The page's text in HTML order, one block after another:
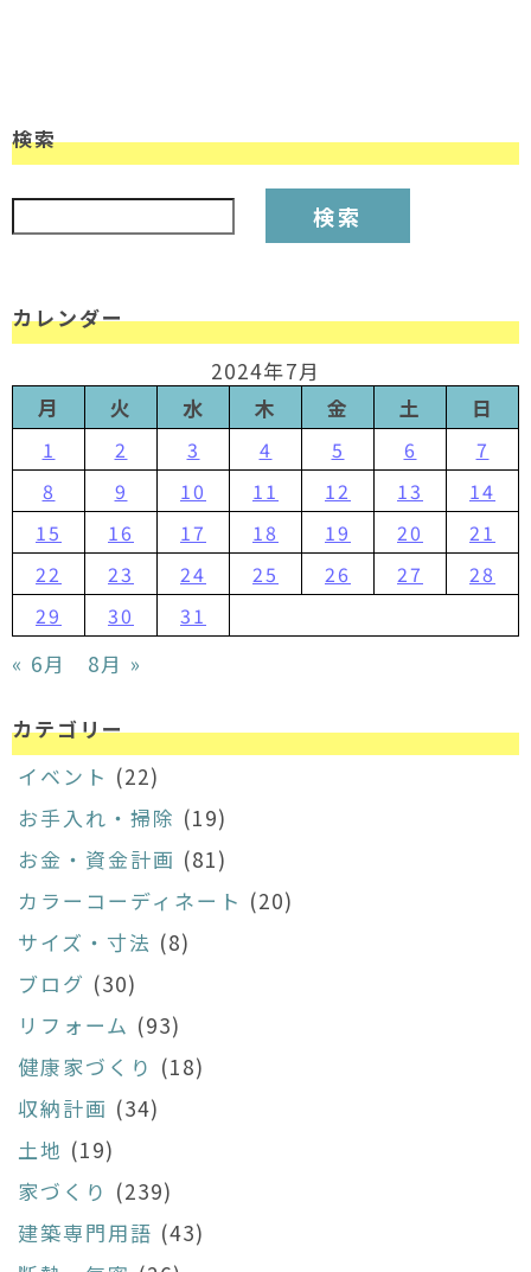
検索
検索:
カレンダー
2024年7月
月
火 水 木 金 土 日
1 2 3 4 5 6
7
8
9 10 11 12 13
14
15
16 17 18 19 20
21
22
23 24 25 26 27
28
29
30 31
« 6月 8月 »
カテゴリー
イベント (22)
お手入れ・掃除 (19)
お金・資金計画 (81)
カラーコーディネート (20)
サイズ・寸法 (8)
ブログ (30)
リフォーム (93)
健康家づくり (18)
収納計画 (34)
土地 (19)
家づくり (239)
建築専門用語 (43)